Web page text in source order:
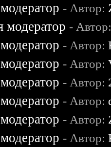
- Автор:
модератор -
- Автор:
- Автор:
- Автор:
- Автор:
- Автор:
- Автор: